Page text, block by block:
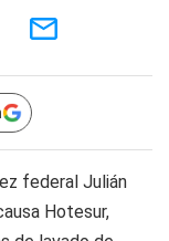
federal Julián
Hotesur,